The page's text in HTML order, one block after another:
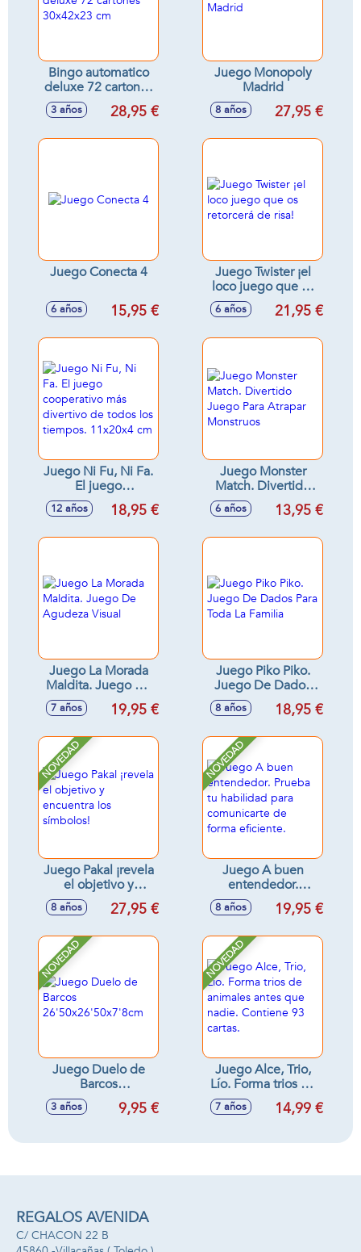
Bingo automatico
deluxe 72 cartones
30x42x23 cm
3 años 28,95 €
Juego Monopoly
Madrid
8 años 27,95 €
Juego Conecta 4
6 años 15,95 €
Juego Twister ¡el
loco juego que os
retorcerá de risa!
6 años 21,95 €
Juego Ni Fu, Ni Fa.
El juego
cooperativo más
divertivo de todos
12 años 18,95 €
Juego Monster
Match. Divertido
Juego Para Atrapar
Monstruos
6 años 13,95 €
Juego La Morada
Maldita. Juego De
Agudeza Visual
7 años 19,95 €
Juego Piko Piko.
Juego De Dados
Para Toda La
Familia
8 años 18,95 €
NOVEDAD
Juego Pakal ¡revela
el objetivo y
encuentra los
símbolos!
8 años 27,95 €
NOVEDAD
Juego A buen
entendedor.
Prueba tu habilidad
para comunicarte
8 años 19,95 €
NOVEDAD
Juego Duelo de
Barcos
26'50x26'50x7'8cm
3 años 9,95 €
NOVEDAD
Juego Alce, Trio,
Lío. Forma trios de
animales antes que
nadie. Contiene 93
7 años 14,99 €
REGALOS AVENIDA
C/ CHACON 22 B